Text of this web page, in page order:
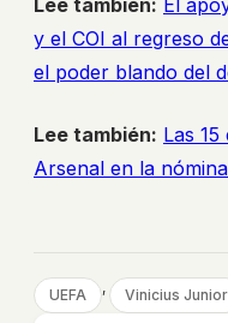
Lee también: El
y el COI al regreso
el poder blando del
Lee también: Las
Arsenal en la
UEFA , Vinicius Junior